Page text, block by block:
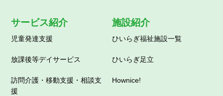
サービス紹介
児童発達支援
放課後等デイサービス
訪問介護・移動支援・相談支
援
施設紹介
ひいらぎ福祉施設一覧
ひいらぎ足立
Hownice!